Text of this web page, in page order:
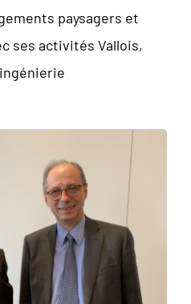
paysagers et
ses activités Vallois,